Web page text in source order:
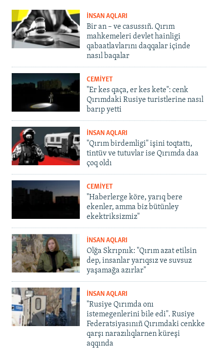
İNSAN AQLARI
Bir an – ve casussıñ. Qırım
mahkemeleri devlet hainligi
qabaatlavlarını daqqalar içinde
nasıl baqalar
CEMİYET
"Er kes qaça, er kes kete": cenk
Qırımdaki Rusiye turistlerine nasıl
barıp yetti
İNSAN AQLARI
"Qırım birdemligi" işini toqtattı,
tintüv ve tutuvlar ise Qırımda daa
çoq oldı
CEMİYET
"Haberlerge köre, yarıq bere
ekenler, amma biz bütünley
ekektriksizmiz"
İNSAN AQLARI
Olğa Skrıpnık: "Qırım azat etilsin
dep, insanlar yarıqsız ve suvsuz
yaşamağa azırlar"
İNSAN AQLARI
"Rusiye Qırımda onı
istemegenlerini bile edi". Rusiye
Federatsiyasınıñ Qırımdaki cenkke
qarşı narazılıqlarnen küreşi
aqqında